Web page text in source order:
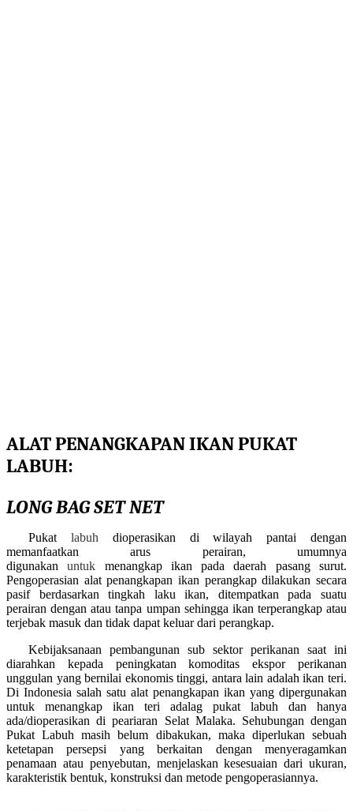
ALAT PENANGKAPAN IKANPUKAT
LABUH:
LONG BAG SET NET
Pukatlabuh dioperasikan di wilayah pantai dengan
memanfaatkan arus perairan, umumnya
digunakanuntuk menangkap ikan pada daerah pasang surut.
Pengoperasian alat penangkapan ikan perangkap dilakukan secara
pasif berdasarkan tingkah laku ikan, ditempatkan pada suatu
perairan dengan atau tanpa umpan sehingga ikan terperangkap atau
terjebak masuk dan tidak dapat keluar dari perangkap.
Kebijaksanaan pembangunan sub sektor perikanan saat ini
diarahkan kepada peningkatan komoditas ekspor perikanan
unggulan yang bernilai ekonomis tinggi, antara lain adalah ikan teri.
Di Indonesia salah satu alat penangkapan ikan yang dipergunakan
untuk menangkap ikan teri adalag pukat labuh dan hanya
ada/dioperasikan di peariaran Selat Malaka. Sehubungan dengan
Pukat Labuh masih belum dibakukan, maka diperlukansebuah
ketetapan persepsi yang berkaitan dengan menyeragamkan
penamaan atau penyebutan, menjelaskan kesesuaiandariukuran,
karakteristik bentuk, konstruksi dan metode pengoperasiannya.